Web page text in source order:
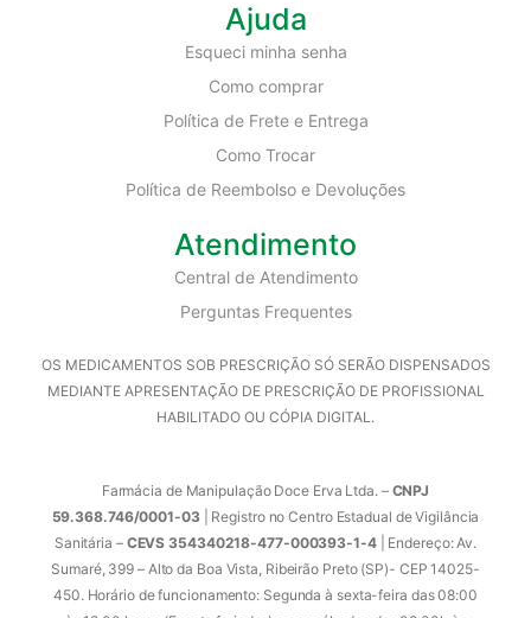
Ajuda
Esqueci minha senha
Como comprar
Política de Frete e Entrega
Como Trocar
Política de Reembolso e Devoluções
Atendimento
Central de Atendimento
Perguntas Frequentes
OS MEDICAMENTOS SOB PRESCRIÇÃO SÓ SERÃO DISPENSADOS
MEDIANTE APRESENTAÇÃO DE PRESCRIÇÃO DE PROFISSIONAL
HABILITADO OU CÓPIA DIGITAL.
Farmácia de Manipulação Doce Erva Ltda. – CNPJ
59.368.746/0001-03| Registro no Centro Estadual de Vigilância
Sanitária –CEVS 354340218-477-000393-1-4| Endereço: Av.
Sumaré, 399 – Alto da Boa Vista, Ribeirão Preto (SP)- CEP 14025-
450. Horário de funcionamento: Segunda à sexta-feira das 08:00